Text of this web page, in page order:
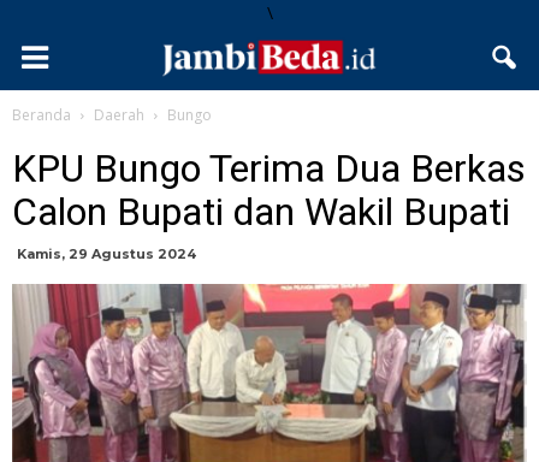
\
Beranda Daerah Bungo
KPU Bungo Terima Dua Berkas
Calon Bupati dan Wakil Bupati
Kamis, 29 Agustus 2024